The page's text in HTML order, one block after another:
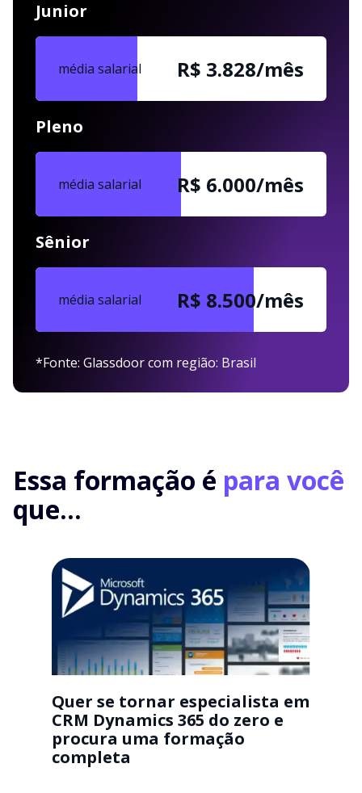
Junior
média salarial R$ 3.828/mês
Pleno
média salarial R$ 6.000/mês
Sênior
média salarial R$ 8.500/mês
*Fonte: Glassdoor com região: Brasil
Essa formação é para você
que...
Quer se tornar especialista em
CRM Dynamics 365 do zero e
procura uma formação
completa